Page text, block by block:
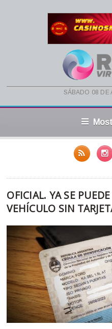
sábado 08 de
OFICIAL. YA SE
VEHÍCULO SIN